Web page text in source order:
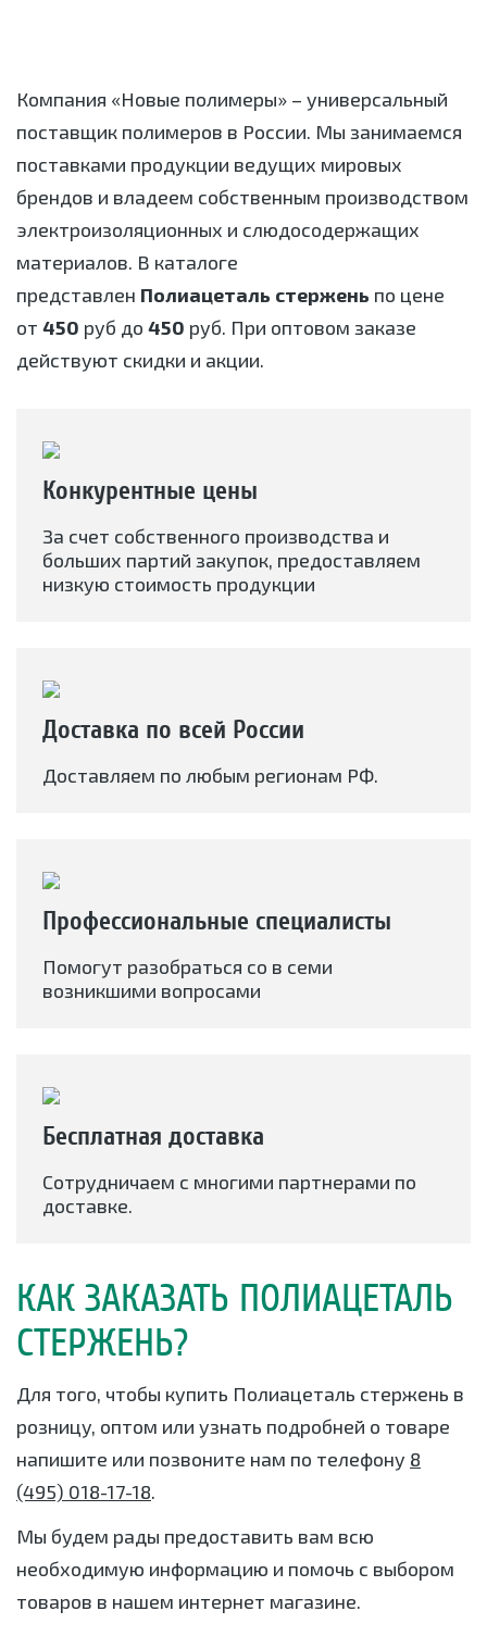
Компания «Новые полимеры» – универсальный
поставщик полимеров в России. Мы занимаемся
поставками продукции ведущих мировых
брендов и владеем собственным производством
электроизоляционных и слюдосодержащих
материалов. В каталоге
представлен Полиацеталь стержень по цене
от 450 руб до 450 руб. При оптовом заказе
действуют скидки и акции.
Конкурентные цены
За счет собственного производства и
больших партий закупок, предоставляем
низкую стоимость продукции
Доставка по всей России
Доставляем по любым регионам РФ.
Профессиональные специалисты
Помогут разобраться со в семи
возникшими вопросами
Бесплатная доставка
Сотрудничаем с многими партнерами по
доставке.
КАК ЗАКАЗАТЬ ПОЛИАЦЕТАЛЬ
СТЕРЖЕНЬ?
Для того, чтобы купить Полиацеталь стержень в
розницу, оптом или узнать подробней о товаре
напишите или позвоните нам по телефону 8
(495) 018-17-18.
Мы будем рады предоставить вам всю
необходимую информацию и помочь с выбором
товаров в нашем интернет магазине.